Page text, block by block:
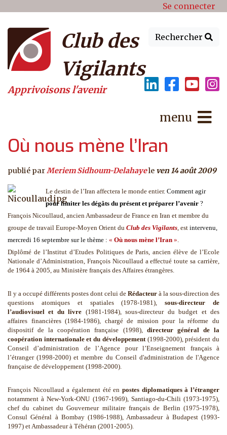
Menu du compte de Se connecter
Rechercher
Club des
Vigilants
Apprivoisons l'avenir
menu
Où nous mène l’Iran
publié parMeriem Sidhoum-Delahayele ven 14 août 2009
Le destin de l’Iran affectera le monde entier. Comment agir
pour limiter les dégâts du présent et préparer l’avenir ?
François Nicoullaud, ancien Ambassadeur de France en Iran et membre du
groupe de travail Europe-Moyen Orient du Club des Vigilants, est intervenu,
mercredi 16 septembre sur le thème : « Où nous mène l’Iran ».
Diplômé de l’Institut d’Etudes Politiques de Paris, ancien élève de l’Ecole
Nationale d’Administration, François Nicoullaud a effectué toute sa carrière,
de 1964 à 2005, au Ministère français des Affaires étrangères.
Il y a occupé différents postes dont celui de Rédacteur à la sous-direction des
questions atomiques et spatiales (1978-1981),sous-directeur de
l’audiovisuel et du livre (1981-1984), sous-directeur du budget et des
affaires financières (1984-1986), chargé de mission pour la réforme du
dispositif de la coopération française (1998), directeur général de la
coopération internationale et du développement(1998-2000), président du
Conseil d’administration de l’Agence pour l’Enseignement français à
l’étranger (1998-2000) et membre du Conseil d'administration de l'Agence
française de développement (1998-2000).
François Nicoullaud a également été en postes diplomatiques à l’étranger
notamment à New-York-ONU (1967-1969), Santiago-du-Chili (1973-1975),
chef du cabinet du Gouverneur militaire français de Berlin (1975-1978),
Consul Général à Bombay (1986-1988), Ambassadeur à Budapest (1993-
1997) et Ambassadeur à Téhéran (2001-2005).